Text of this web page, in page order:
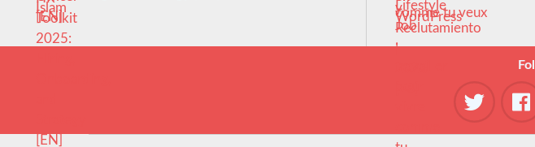
comme tu veux